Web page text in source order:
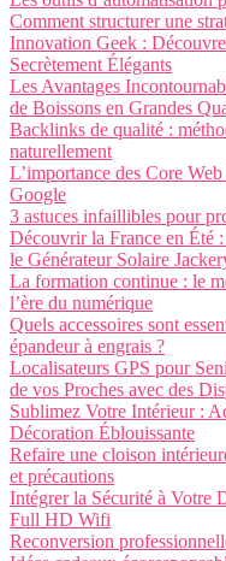
Comment structurer une
Innovation Geek :
Secrètement Élégants
Les Avantages
de Boissons en Grandes
Backlinks de qualité :
naturellement
L’importance des Core
Google
3 astuces infaillibles pour
Découvrir la France en Été
le Générateur Solaire
La formation continue : le
l’ère du numérique
Quels accessoires sont
épandeur à engrais ?
Localisateurs GPS pour
de vos Proches avec des
Sublimez Votre Intérieur :
Décoration Éblouissante
Refaire une cloison
et précautions
Intégrer la Sécurité à Votre
Full HD Wifi
Reconversion